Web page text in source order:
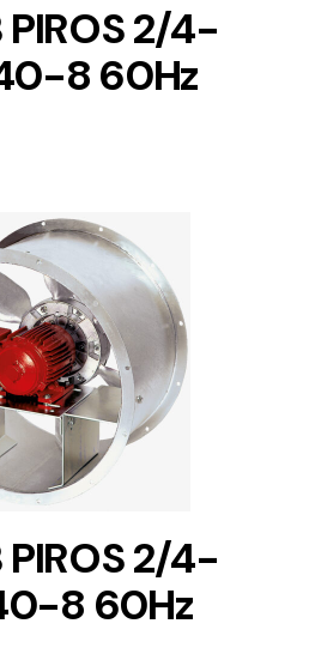
PIROS 2/4-
8 60Hz
DETAILS
PIROS 2/4-
8 60Hz